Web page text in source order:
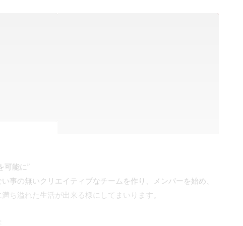
可能に”
事の無いクリエイティブなチームを作り、メンバーを始め、
ち溢れた生活が出来る様にしてまいります。